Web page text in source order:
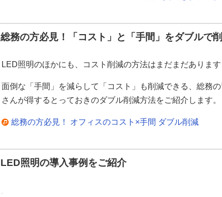
総務の方必見！「コスト」と「手間」をダブルで
LED照明のほかにも、コスト削減の方法はまだまだありま
面倒な「手間」を減らして「コスト」も削減できる、総務
さんが得するとっておきのダブル削減方法をご紹介します。
総務の方必見！ オフィスのコスト×手間 ダブル削減
LED照明の導入事例をご紹介